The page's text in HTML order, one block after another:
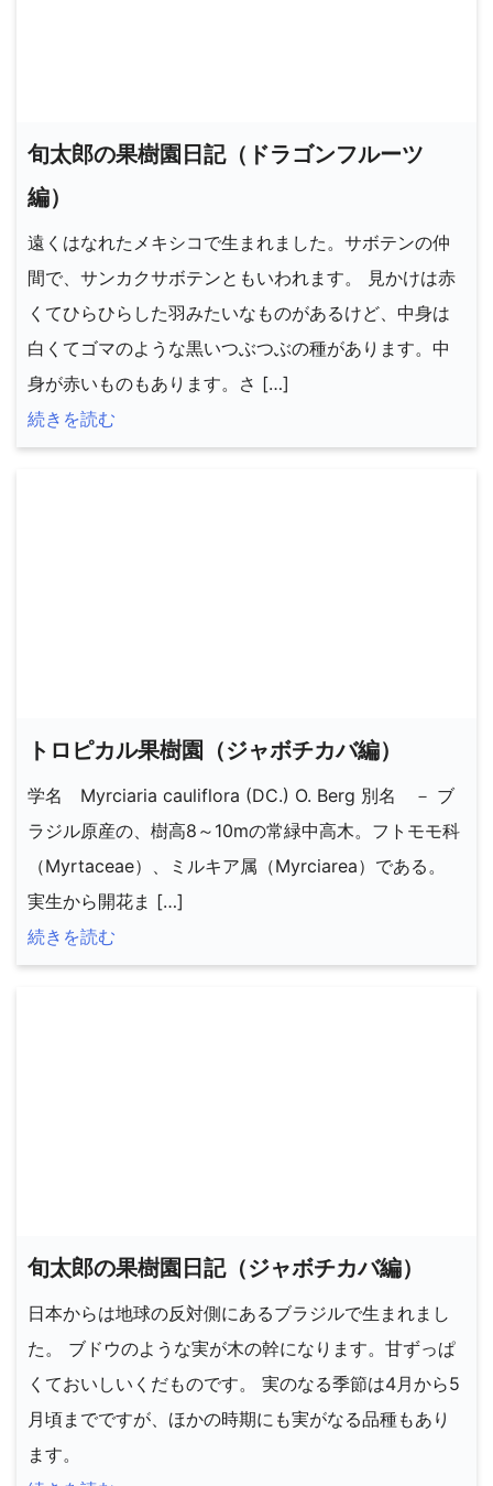
旬太郎の果樹園日記（ドラゴンフルーツ
編）
遠くはなれたメキシコで生まれました。サボテンの仲
間で、サンカクサボテンともいわれます。 見かけは赤
くてひらひらした羽みたいなものがあるけど、中身は
白くてゴマのような黒いつぶつぶの種があります。中
身が赤いものもあります。さ […]
続きを読む
トロピカル果樹園（ジャボチカバ編）
学名 Myrciaria cauliflora (DC.) O. Berg 別名 － ブ
ラジル原産の、樹高8～10mの常緑中高木。フトモモ科
（Myrtaceae）、ミルキア属（Myrciarea）である。
実生から開花ま […]
続きを読む
旬太郎の果樹園日記（ジャボチカバ編）
日本からは地球の反対側にあるブラジルで生まれまし
た。 ブドウのような実が木の幹になります。甘ずっぱ
くておいしいくだものです。 実のなる季節は4月から5
月頃までですが、ほかの時期にも実がなる品種もあり
ます。